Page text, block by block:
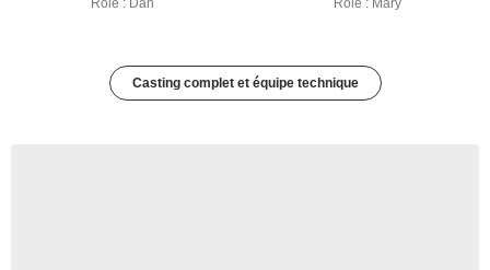
Rôle : Dan Rôle : Mary
Casting complet et équipe technique